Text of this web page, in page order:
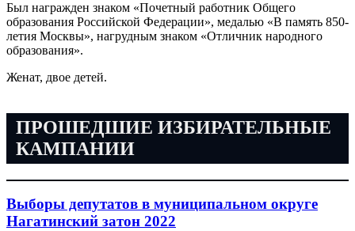
Был награжден знаком «Почетный работник Общего
образования Российской Федерации», медалью «В память 850-
летия Москвы», нагрудным знаком «Отличник народного
образования».
Женат, двое детей.
ПРОШЕДШИЕ ИЗБИРАТЕЛЬНЫЕ
КАМПАНИИ
Выборы депутатов в муниципальном округе
Нагатинский затон 2022